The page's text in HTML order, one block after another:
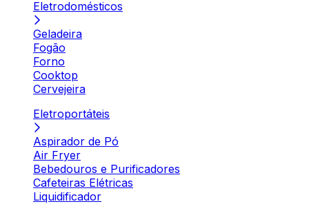
Eletrodomésticos
Geladeira
Fogão
Forno
Cooktop
Cervejeira
Eletroportáteis
Aspirador de Pó
Air Fryer
Bebedouros e Purificadores
Cafeteiras Elétricas
Liquidificador